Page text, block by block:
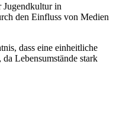
Jugendkultur in
den Einfluss von Medien
dass eine einheitliche
Lebensumstände stark